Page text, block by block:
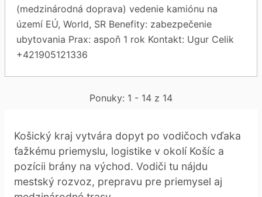
(medzinárodná doprava) vedenie kamiónu na
území EÚ, World, SR Benefity: zabezpečenie
ubytovania Prax: aspoň 1 rok Kontakt: Ugur Celik
+421905121336
Ponuky: 1 - 14 z 14
Košický kraj vytvára dopyt po vodičoch vďaka
ťažkému priemyslu, logistike v okolí Košíc a
pozícii brány na východ. Vodiči tu nájdu
mestský rozvoz, prepravu pre priemysel aj